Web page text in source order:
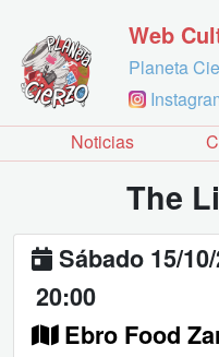
Web
Planeta
Noticias
The
Sábado 15/
20:00
Ebro Food